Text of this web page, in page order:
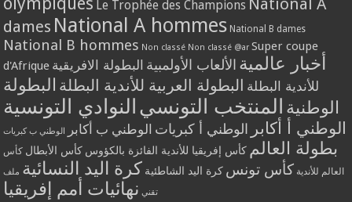
Le Trophée des Champions National A
dames National A hommes National B dames
National B hommes Non classé Non classé @ar Super coupe
d'Afrique
أخبار عالمية الألعاب الأولمبية البطولة الافريقية
للأندية البطلة البطولة العربية للأندية البطلة البطولة
الوطنية المنتخب التونسي النوادي التونسية
الوطني أ أكابر الوطني أ كبريات الوطني ب أكابر الوطني ب كبريات
بطولة العالم كأس إفريقيا للأندية الفائزة بالكؤوس كأس الأبطال كأس
العالم للأندية كأس تونس كرة اليد الشاطئية كرة اليد النسائية ملف
تقني نهائيات أمم إفريقيا